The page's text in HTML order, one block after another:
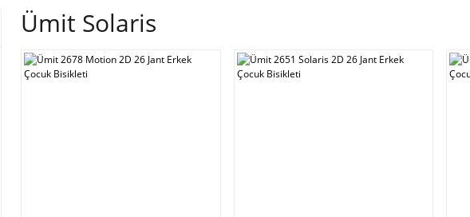
Ümit Solaris